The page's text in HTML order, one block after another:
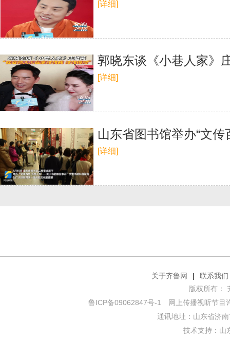
[详细]
郭晓东谈《小巷人家》
[详细]
山东省图书馆举办“文
[详细]
关于齐鲁网 |
联系我们
版权所有：
鲁ICP备09062847号-1
网上传播视听节目
通讯地址：山东省济
技术支持： 山